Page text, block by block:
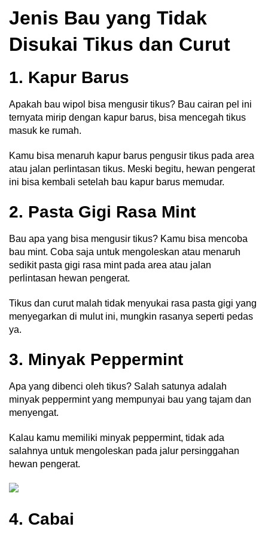
Jenis Bau yang Tidak
Disukai Tikus dan Curut
1. Kapur Barus
Apakah bau wipol bisa mengusir tikus? Bau cairan pel ini
ternyata mirip dengan kapur barus, bisa mencegah tikus
masuk ke rumah.
Kamu bisa menaruh kapur barus pengusir tikus pada area
atau jalan perlintasan tikus. Meski begitu, hewan pengerat
ini bisa kembali setelah bau kapur barus memudar.
2. Pasta Gigi Rasa Mint
Bau apa yang bisa mengusir tikus? Kamu bisa mencoba
bau mint. Coba saja untuk mengoleskan atau menaruh
sedikit pasta gigi rasa mint pada area atau jalan
perlintasan hewan pengerat.
Tikus dan curut malah tidak menyukai rasa pasta gigi yang
menyegarkan di mulut ini, mungkin rasanya seperti pedas
ya.
3. Minyak Peppermint
Apa yang dibenci oleh tikus? Salah satunya adalah
minyak peppermint yang mempunyai bau yang tajam dan
menyengat.
Kalau kamu memiliki minyak peppermint, tidak ada
salahnya untuk mengoleskan pada jalur persinggahan
hewan pengerat.
4. Cabai